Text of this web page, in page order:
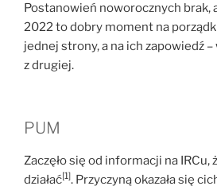
Postanowień noworocznych brak,
2022 to dobry moment na
jednej strony, a na ich zapowiedź
z drugiej.
PUM
Zaczęło się od informacji na IRCu,
działać[1]. Przyczyną okazała się